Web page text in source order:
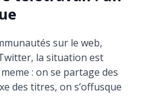
sur le web,
la situation est
: on se partage des
des titres, on s’offusque